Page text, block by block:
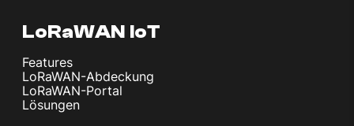
LoRaWAN IoT
Features
LoRaWAN-Abdeckung
LoRaWAN-Portal
Lösungen